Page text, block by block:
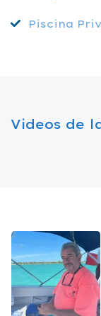
Piscina
Videos de